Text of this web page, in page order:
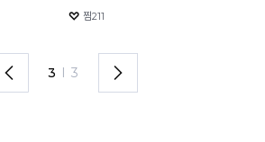
찜483
1 I 3